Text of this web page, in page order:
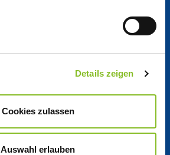
Details zeigen
Cookies zulassen
Auswahl erlauben